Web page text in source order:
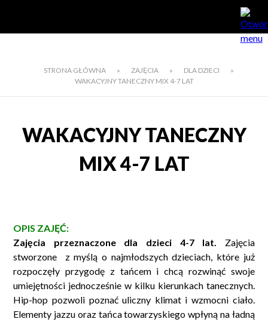
STRONA GŁÓWNA » ZAJĘCIA » DLA DZIECI
»
WAKACYJNY TANECZNY MIX 4-7 LAT
WAKACYJNY TANECZNY
MIX 4-7 LAT
OPIS ZAJĘĆ:
Zajęcia przeznaczone dla dzieci 4-7 lat. Zajęcia
stworzone z myślą o najmłodszych dzieciach, które już
rozpoczęły przygodę z tańcem i chcą rozwinąć swoje
umiejętności jednocześnie w kilku kierunkach tanecznych.
Hip-hop pozwoli poznać uliczny klimat i wzmocni ciało.
Elementy jazzu oraz tańca towarzyskiego wpłyną na ładną